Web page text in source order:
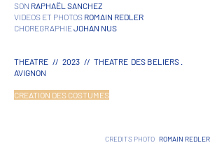
SON RAPHAËL SANCHEZ
VIDEOS ET PHOTOS ROMAIN REDLER
CHOREGRAPHIEJOHAN NUS
THEATRE // 2023 // THEATRE DES BELIERS .
AVIGNON
CREATION DES COSTUMES
CREDITS PHOTO ROMAIN REDLER